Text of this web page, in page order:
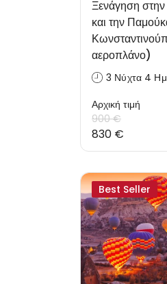
Ξενάγηση
και την
αεροπλάνο)
3 Νύχτα 4
Αρχική τιμή
900 €
830 €
Best Seller